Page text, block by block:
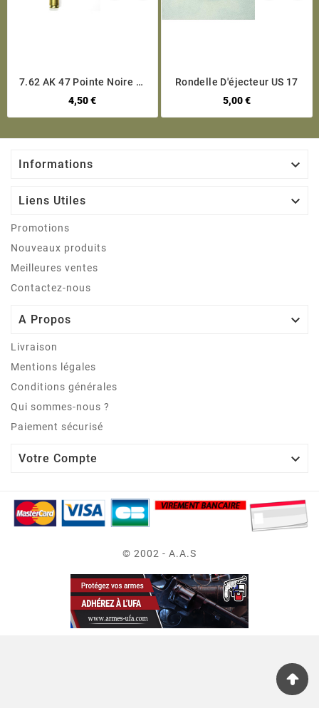
7.62 AK 47 Pointe Noire Et
Inerte
4,50 €
Rondelle D'éjecteur US 17
5,00 €
Informations 
Liens Utiles 
Promotions
Nouveaux produits
Meilleures ventes
Contactez-nous
A Propos 
Livraison
Mentions légales
Conditions générales
Qui sommes-nous ?
Paiement sécurisé
Votre Compte 
© 2002 - A.A.S